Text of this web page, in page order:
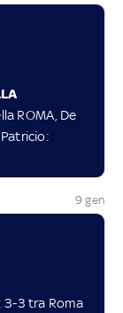
ROMA, De
9 gen
: 3-3 tra Roma